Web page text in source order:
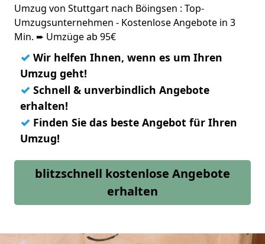
Umzug von Stuttgart nach Böingsen : Top-
Umzugsunternehmen - Kostenlose Angebote in 3
Min. ➨ Umzüge ab 95€
✓ Wir helfen Ihnen, wenn es um Ihren
Umzug geht!
✓ Schnell & unverbindlich Angebote
erhalten!
✓ Finden Sie das beste Angebot für Ihren
Umzug!
blitzschnell kostenlose Angebote
erhalten